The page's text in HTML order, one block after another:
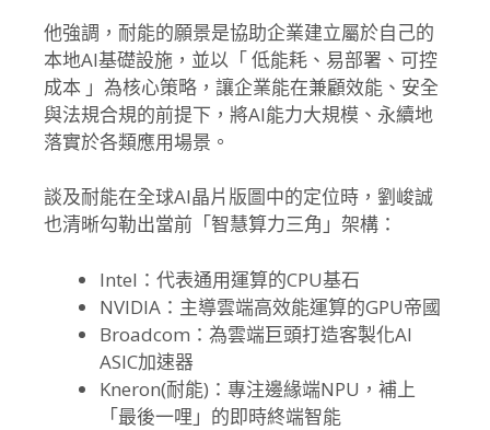
他強調，耐能的願景是協助企業建立屬於自己的
本地AI基礎設施， 並以「 低能耗、易部署、可控
成本 」為核心策略，讓企業能在兼顧效能、安全
與法規合規的前提下， 將AI能力大規模、永續地
落實於各類應用場景。
談及耐能在全球AI晶片版圖中的定位時， 劉峻誠
也清晰勾勒出當前「智慧算力三角」架構：
Intel：代表通用運算的CPU基石
NVIDIA：主導雲端高效能運算的GPU帝國
Broadcom：為雲端巨頭打造客製化AI
ASIC加速器
Kneron(耐能)：專注邊緣端NPU，補上
「最後一哩」 的即時終端智能